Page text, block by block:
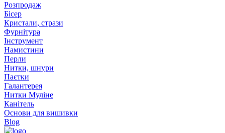
Розпродаж
Бісер
Кристали, стрази
Фурнітура
Інструмент
Намистини
Перли
Нитки, шнури
Паєтки
Галантерея
Нитки Муліне
Канітель
Основи для вишивки
Blog